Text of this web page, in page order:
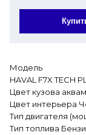
Модель
HAVAL F7X TECH
Цвет кузова
Цвет интерьера
Тип двигателя
Тип топлива